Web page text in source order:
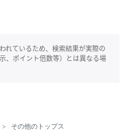
れているため、検索結果が実際の
、ポイント倍数等）とは異なる場
その他のトップス